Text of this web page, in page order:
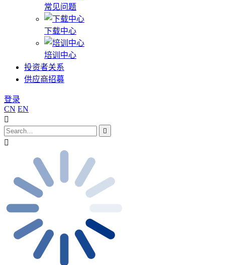
常见问题
下载中心
培训中心
投资者关系
供应商招募
登录
CN EN